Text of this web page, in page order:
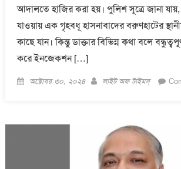
আদালতে হাজির করা হয়। পুলিশ সূত্রে জানা
যাওয়ায় এক গৃহবধূ হাসনাবাদের বরুণহাটের
কাছে যান। কিন্তু ডাক্তার বিভিন্ন কথা বলে
করে ইনজেকশন […]
Posted
অক্টোবর ৩০, ২০২৪ Author
লাইট অফ টাইমস্